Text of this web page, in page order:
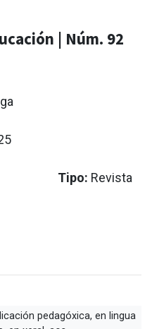
| Núm. 92
Tipo: Revista
pedagóxica, en lingua